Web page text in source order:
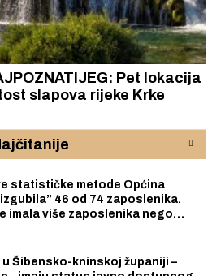
Pet lokacija
slapova rijeke Krke
statističke metode Općina
46 od 74 zaposlenika.
imala više zaposlenika nego
u Šibensko-kninskoj županiji –